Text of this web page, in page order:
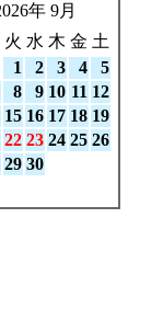
年 9月
火 水 木 金 土
1
2 3 4
5
8 9 10 11 12
15 16 17 18 19
22 23 24 25 26
29 30